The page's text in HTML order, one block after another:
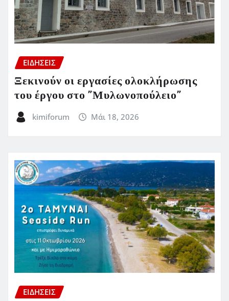
ΕΙΔΗΣΕΙΣ
Ξεκινούν οι εργασίες ολοκλήρωσης
του έργου στο ”Μυλωνοπούλειο”
kimiforum Μάι 18, 2026
ΕΙΔΗΣΕΙΣ